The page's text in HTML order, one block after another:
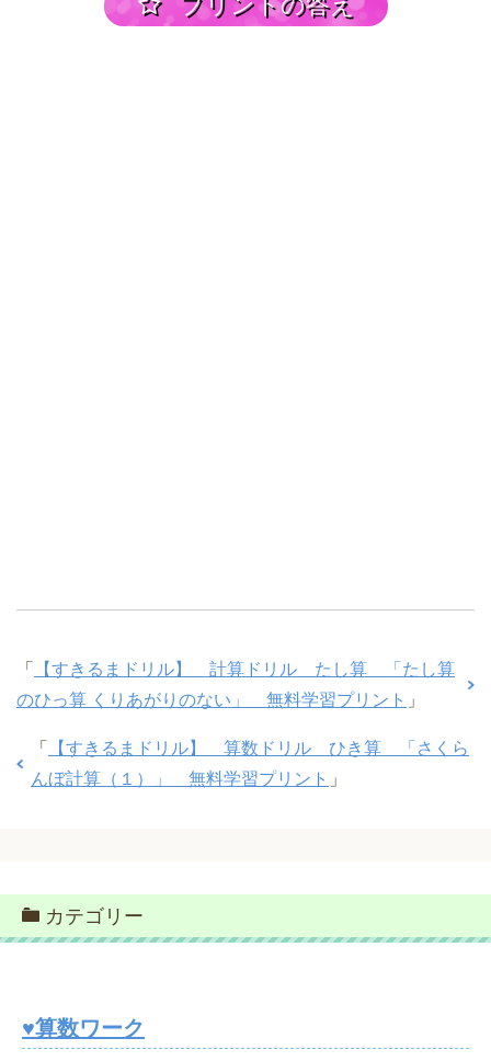
「
【すきるまドリル】 計算ドリル たし算 「たし算
のひっ算 くりあがりのない」 無料学習プリント 」
「
【すきるまドリル】 算数ドリル ひき算 「さくら
んぼ計算（１）」 無料学習プリント 」
カテゴリー
♥算数ワーク